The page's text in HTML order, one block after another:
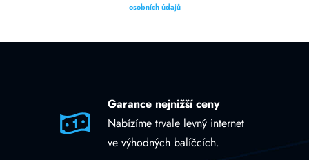
osobních údajů
Garance nejnižší ceny
Nabízíme trvale levný internet
ve výhodných balíčcích.